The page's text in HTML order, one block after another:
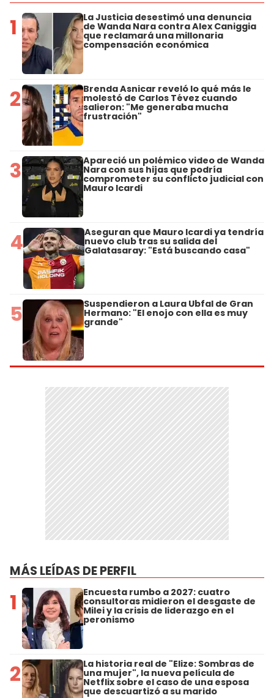
1 La Justicia desestimó una denuncia
de Wanda Nara contra Alex Caniggia
que reclamará una millonaria
compensación económica
2 Brenda Asnicar reveló lo qué más le
molestó de Carlos Tévez cuando
salieron: "Me generaba mucha
frustración"
3 Apareció un polémico video de Wanda
Nara con sus hijas que podría
comprometer su conflicto judicial con
Mauro Icardi
4 Aseguran que Mauro Icardi ya tendría
nuevo club tras su salida del
Galatasaray: "Está buscando casa"
5 Suspendieron a Laura Ubfal de Gran
Hermano: "El enojo con ella es muy
grande"
MÁS LEÍDAS DE PERFIL
1 Encuesta rumbo a 2027: cuatro
consultoras midieron el desgaste de
Milei y la crisis de liderazgo en el
peronismo
2 La historia real de "Elize: Sombras de
una mujer", la nueva película de
Netflix sobre el caso de una esposa
que descuartizó a su marido